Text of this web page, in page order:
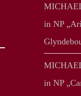
in NP
in NP